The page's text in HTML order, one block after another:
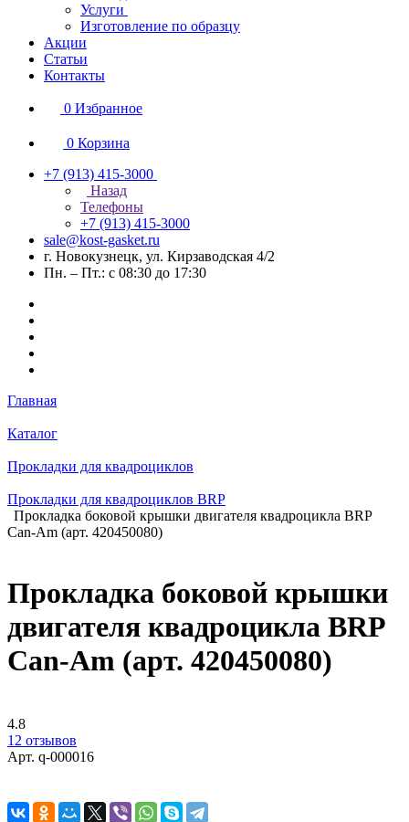
Услуги
Изготовление по образцу
Акции
Статьи
Контакты
0 Избранное
0 Корзина
+7 (913) 415-3000
Назад
Телефоны
+7 (913) 415-3000
sale@kost-gasket.ru
г. Новокузнецк, ул. Кирзаводская 4/2
Пн. – Пт.: с 08:30 до 17:30
Главная
Каталог
Прокладки для квадроциклов
Прокладки для квадроциклов BRP
Прокладка боковой крышки двигателя квадроцикла BRP
Can-Am (арт. 420450080)
Прокладка боковой крышки
двигателя квадроцикла BRP
Can-Am (арт. 420450080)
4.8
12 отзывов
Арт. q-000016